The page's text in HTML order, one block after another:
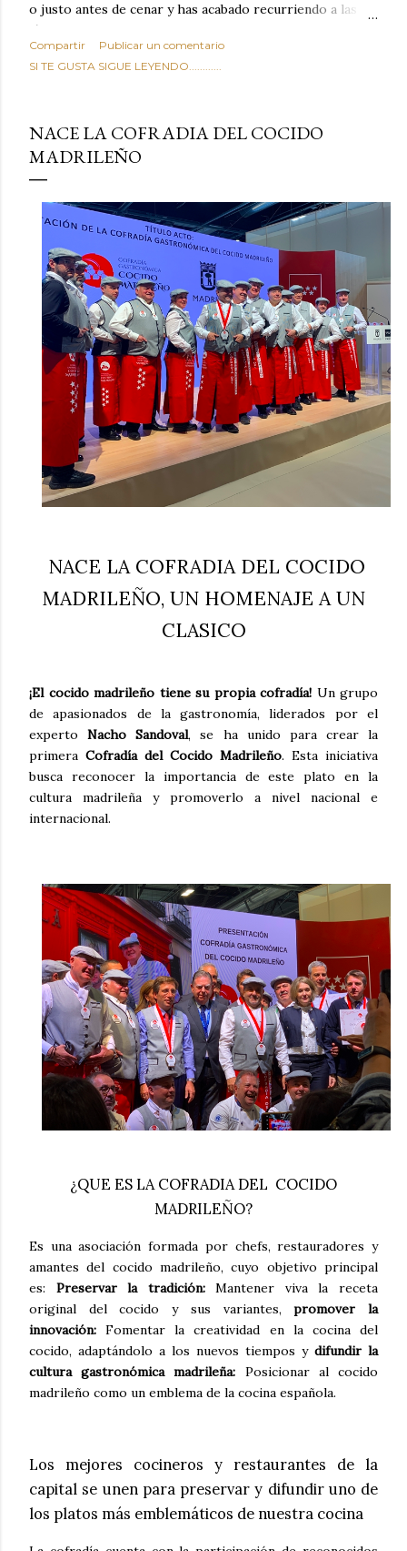
o justo antes de cenar y has acabado recurriendo a las
típicas patatas de bolsa, frutos secos fritos o snacks
ultraprocesados llenos de grasas saturadas y sodio?
Todos hemos estado ahí. Sin embargo, cuidarse no tiene
satisface. Estas alubias crujientes al horno van a cambiar
por completo tu forma de ver las legumbres. Olvídate de
asociar las alubias únicamente a los guisos tradicionales y
revolucionaria, transformaremos un ingrediente tan
humilde como la alubia de La Bañeza en un snack ligero,
dorado, cargado de proteína y 100% natural. Es el
sustituto perfecto a los frutos se...
Compartir
Publicar un comentario
SI TE GUSTA SIGUE LEYENDO............
NACE LA COFRADIA DEL COCIDO
MADRILEÑO
NACE LA COFRADIA DEL COCIDO
MADRILEÑO, UN HOMENAJE A UN
CLASICO
¡El cocido madrileño tiene su propia cofradía! Un grupo
de apasionados de la gastronomía, liderados por el
experto Nacho Sandoval, se ha unido para crear la
primera Cofradía del Cocido Madrileño. Esta iniciativa
busca reconocer la importancia de este plato en la
cultura madrileña y promoverlo a nivel nacional e
internacional.
¿QUE ES LA COFRADIA DEL COCIDO
MADRILEÑO?
Es una asociación formada por chefs, restauradores y
amantes del cocido madrileño, cuyo objetivo principal
es: Preservar la tradición:Mantener viva la receta
original del cocido y sus variantes,promover la
innovación: Fomentar la creatividad en la cocina del
cocido, adaptándolo a los nuevos tiempos y difundir la
cultura gastronómica madrileña: Posicionar al cocido
madrileño como un emblema de la cocina española.
Los mejores cocineros y restaurantes de la
capital se unen para preservar y difundir uno de
los platos más emblemáticos de nuestra cocina